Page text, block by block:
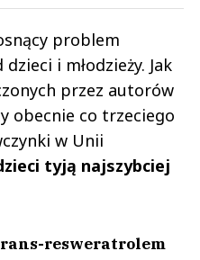
problem
i młodzieży. Jak
przez autorów
obecnie co trzeciego
w Unii
tyją najszybciej
resweratrolem